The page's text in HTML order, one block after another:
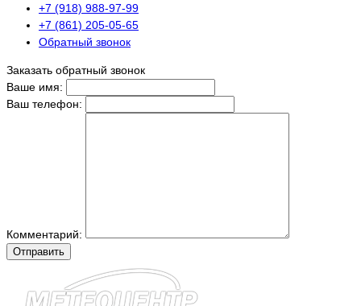
+7 (918) 988-97-99
+7 (861) 205-05-65
Обратный звонок
Заказать обратный звонок
Ваше имя:
Ваш телефон:
Комментарий:
Отправить